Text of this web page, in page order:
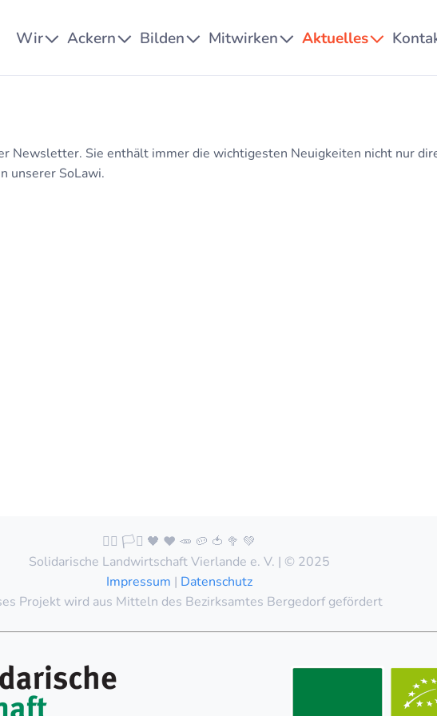
Wir Ackern Bilden Mitwirken Aktuelles
Newsletter. Sie enthält immer die wichtigesten Neuigkeiten nicht nur
unserer SoLawi.
🏳️‍🌈 🏳️‍⚧️ 🖤 ❤️ 🥕 🥔 🍅 🥦 💚
Solidarische Landwirtschaft Vierlande e. V. | © 2025
Impressum | Datenschutz
Projekt wird aus Mitteln des Bezirksamtes Bergedorf gefördert